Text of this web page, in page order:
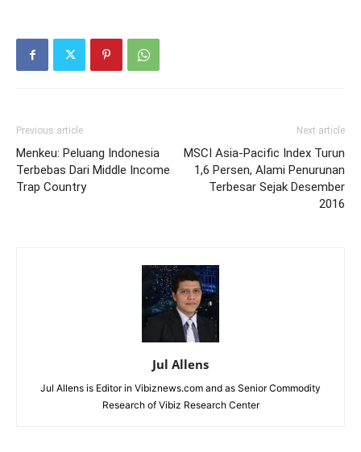
Previous article
Menkeu: Peluang Indonesia
Terbebas Dari Middle Income
Trap Country
Next article
MSCI Asia-Pacific Index Turun
1,6 Persen, Alami Penurunan
Terbesar Sejak Desember
2016
Jul Allens
Jul Allens is Editor in Vibiznews.com and as Senior Commodity
Research of Vibiz Research Center